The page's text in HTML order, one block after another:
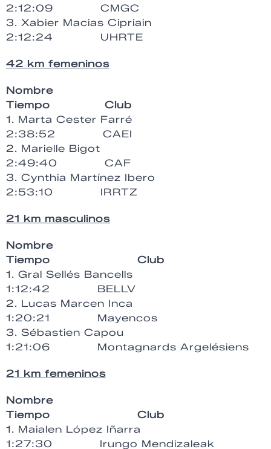
2:12:09 CMGC
3. Xabier Macias Cipriain
2:12:24 UHRTE
42 km femeninos
Nombre
Tiempo Club
1. Marta Cester Farré
2:38:52 CAEI
2. Marielle Bigot
2:49:40 CAF
3. Cynthia Martínez Ibero
2:53:10 IRRTZ
21 km masculinos
Nombre
Tiempo Club
1. Gral Sellés Bancells
1:12:42 BELLV
2. Lucas Marcen Inca
1:20:21 Mayencos
3. Sébastien Capou
1:21:06 Montagnards Argelésiens
21 km femeninos
Nombre
Tiempo Club
1. Maialen López Iñarra
1:27:30 Irungo Mendizaleak